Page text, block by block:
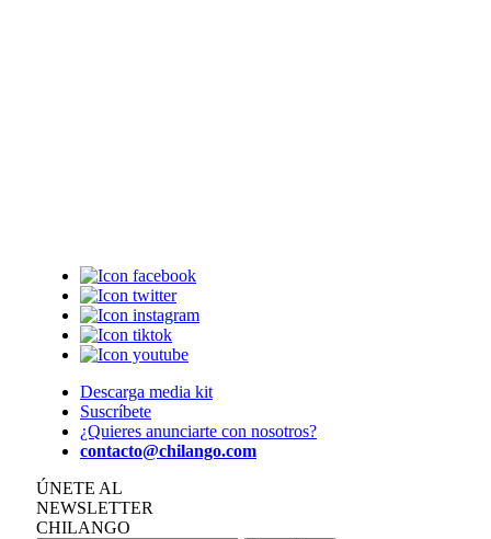
Descarga media kit
Suscríbete
¿Quieres anunciarte con nosotros?
contacto@chilango.com
ÚNETE AL
NEWSLETTER
CHILANGO